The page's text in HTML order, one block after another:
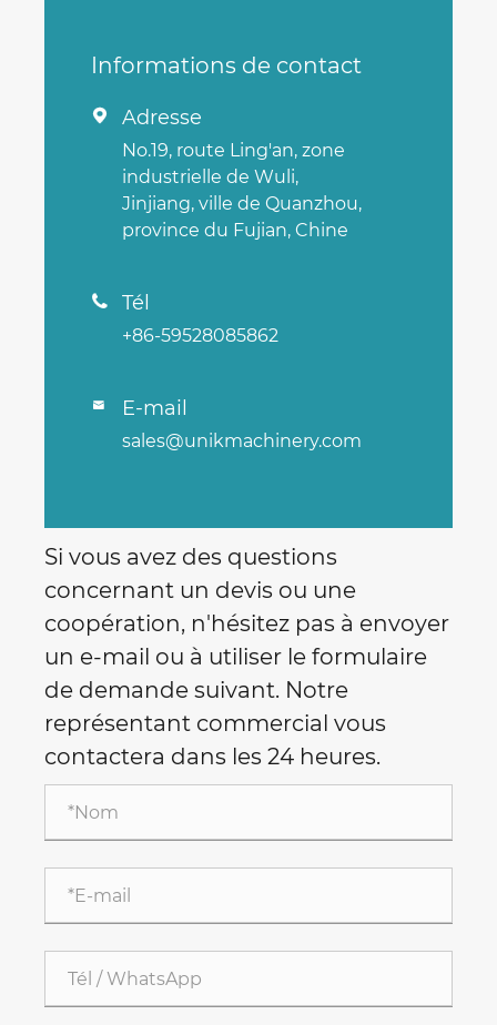
Informations de contact
 Adresse
No.19, route Ling'an, zone
industrielle de Wuli,
Jinjiang, ville de Quanzhou,
province du Fujian, Chine
 Tél
+86-59528085862
 E-mail
sales@unikmachinery.com
Si vous avez des questions
concernant un devis ou une
coopération, n'hésitez pas à envoyer
un e-mail ou à utiliser le formulaire
de demande suivant. Notre
représentant commercial vous
contactera dans les 24 heures.